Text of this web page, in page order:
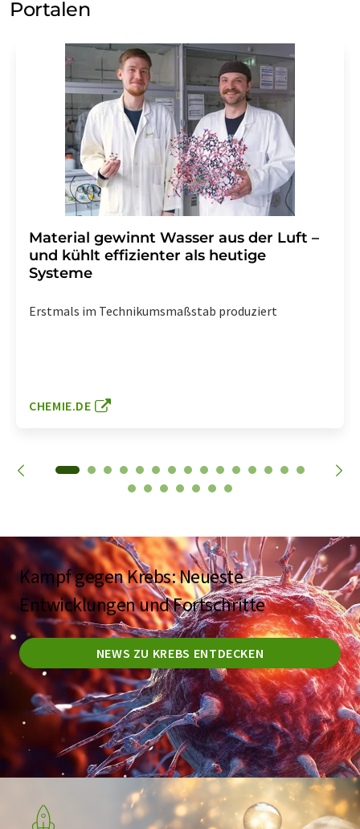
Portalen
Material gewinnt Wasser aus der Luft –
und kühlt effizienter als heutige
Systeme
Erstmals im Technikumsmaßstab produziert
CHEMIE.DE
Kampf gegen Krebs: Neueste
Entwicklungen und Fortschritte
NEWS ZU KREBS ENTDECKEN